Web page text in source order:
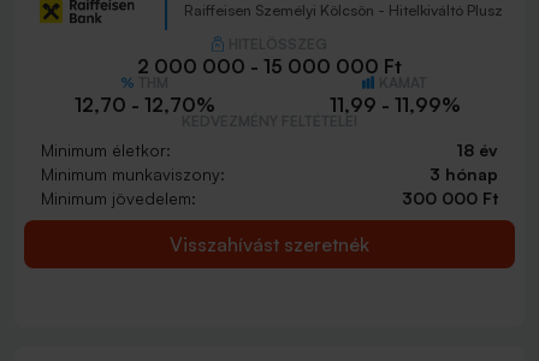
Raiffeisen Személyi Kölcsön - Hitelkiváltó Plusz
2 000 000 - 15 000 000 Ft
12,70 - 12,70% 11,99 - 11,99%
Minimum életkor:
18 év
Minimum munkaviszony:
3 hónap
Minimum jövedelem:
300 000 Ft
Visszahívást szeretnék